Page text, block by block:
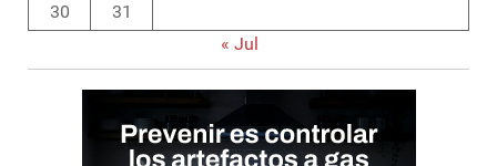
30
31
« Jul